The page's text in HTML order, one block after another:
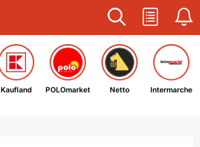
Kaufland POLOmarket Netto Intermarche